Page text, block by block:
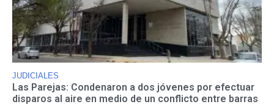
JUDICIALES
Las Parejas: Condenaron a dos jóvenes por efectuar
disparos al aire en medio de un conflicto entre barras